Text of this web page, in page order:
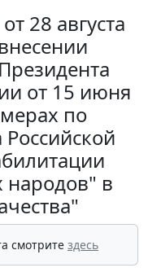
28 августа
от 15 июня
по
народов" в
смотрите здесь